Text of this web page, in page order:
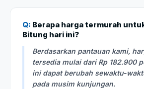
Q: Berapa harga termurah
Bitung hari ini?
Berdasarkan pantauan kami,
tersedia mulai dari Rp 182.900
ini dapat berubah sewaktu-
pada musim kunjungan.